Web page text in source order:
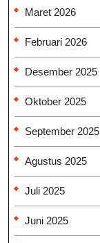
Maret 2026
Februari 2026
Desember 2025
Oktober 2025
September 2025
Agustus 2025
Juli 2025
Juni 2025